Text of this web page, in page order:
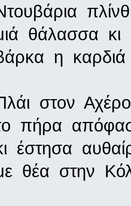
θάλασσα κι
η καρδιά
στον
πήρα
έστησα
θέα στην